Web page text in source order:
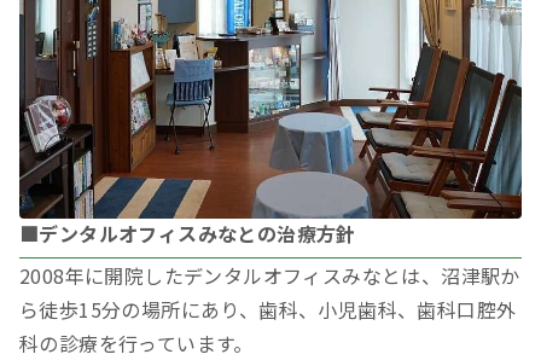
■デンタルオフィスみなとの治療方針
2008年に開院したデンタルオフィスみなとは、沼津駅か
ら徒歩15分の場所にあり、歯科、小児歯科、歯科口腔外
科の診療を行っています。